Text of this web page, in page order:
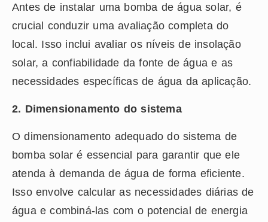
Antes de instalar uma bomba de água solar, é
crucial conduzir uma avaliação completa do
local. Isso inclui avaliar os níveis de insolação
solar, a confiabilidade da fonte de água e as
necessidades específicas de água da aplicação.
2. Dimensionamento do sistema
O dimensionamento adequado do sistema de
bomba solar é essencial para garantir que ele
atenda à demanda de água de forma eficiente.
Isso envolve calcular as necessidades diárias de
água e combiná-las com o potencial de energia